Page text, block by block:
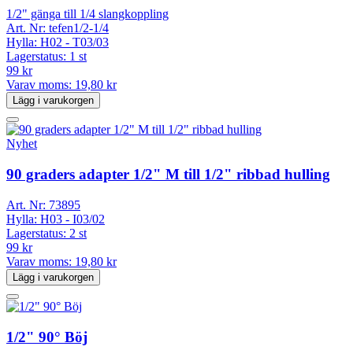
1/2" gänga till 1/4 slangkoppling
Art. Nr: tefen1/2-1/4
Hylla: H02 - T03/03
Lagerstatus: 1 st
99 kr
Varav moms: 19,80 kr
Lägg i varukorgen
Nyhet
90 graders adapter 1/2" M till 1/2" ribbad hulling
Art. Nr: 73895
Hylla: H03 - I03/02
Lagerstatus: 2 st
99 kr
Varav moms: 19,80 kr
Lägg i varukorgen
1/2" 90° Böj